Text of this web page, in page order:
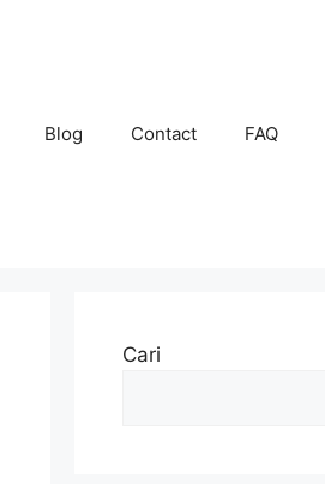
Blog Contact FAQ
Cari